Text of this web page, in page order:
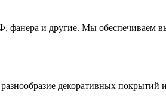
фанера и другие. Мы обеспечиваем
декоративных покрытий